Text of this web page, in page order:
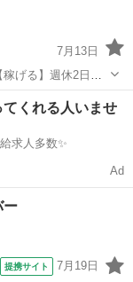
7月13日
稼げる】週休2日制
物が中心なので、
くれる人いませ
高時給求人多数✨
Ad
ー
提携サイト 7月19日